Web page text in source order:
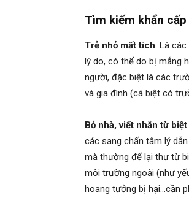
thám
Giss
Tìm kiếm khẩn cấp
Trẻ nhỏ mất tích: Là
lý do, có thể do bị mắng
người, đặc biệt là các
và gia đình (cá biệt có
Bỏ nhà, viết nhắn từ
các sang chấn tâm lý
mà thường để lại thư từ
môi trường ngoài (như
hoang tưởng bị hại…cần